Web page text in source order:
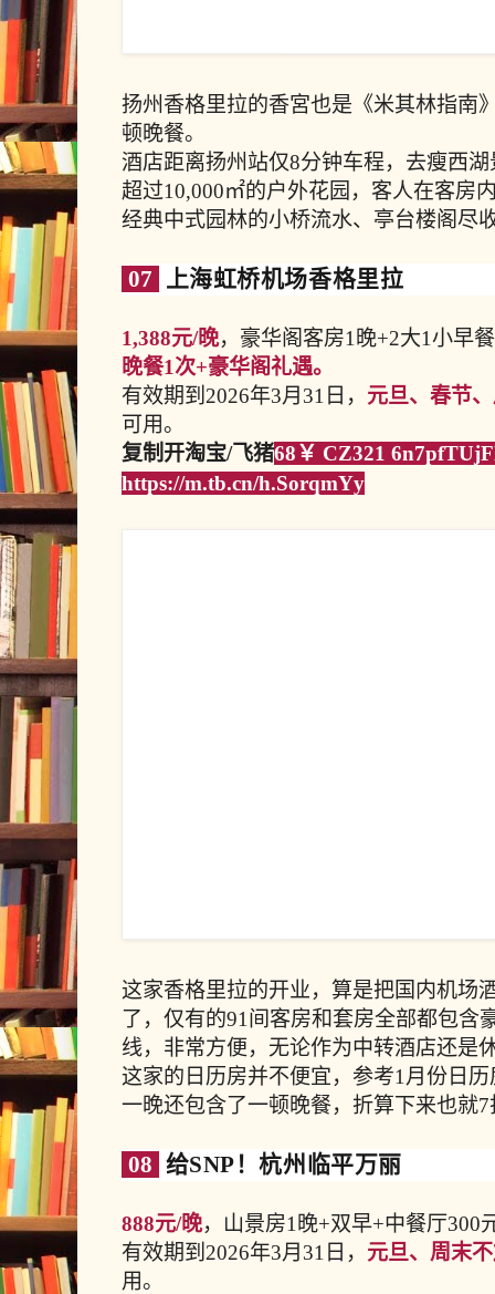
扬州香格里拉的香宮也是《米其林指南
顿晚餐。
酒店距离扬州站仅8分钟车程，去瘦西
超过10,000㎡的户外花园，客人在客房
经典中式园林的小桥流水、亭台楼阁尽
07 上海虹桥机场香格里拉
1,388元/晚，豪华阁客房1晚+2大1小早
晚餐1次+豪华阁礼遇。
有效期到2026年3月31日， 元旦、春节
可用。
复制开淘宝/飞猪68￥ CZ321
https://m.tb.cn/h.SorqmYy
这家香格里拉的开业，算是把国内机场
了，仅有的91间客房和套房全部都包含
线，非常方便，无论作为中转酒店还是
这家的日历房并不便宜，参考1月份日
一晚还包含了一顿晚餐，折算下来也就
08 给SNP！杭州临平万丽
888元/晚，山景房1晚+双早+中餐厅300
有效期到2026年3月31日， 元旦、周末
用。